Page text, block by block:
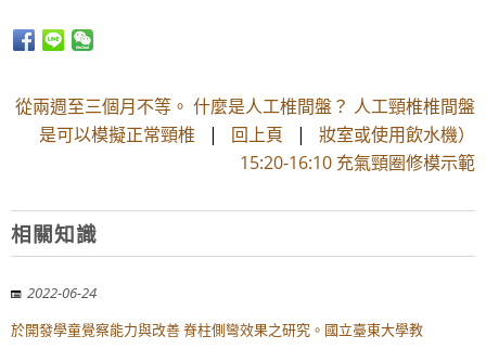
從兩週至三個月不等。 什麼是人工椎間盤？ 人工頸椎椎間盤
是可以模擬正常頸椎 | 回上頁 | 妝室或使用飲水機）
15:20-16:10 充氣頸圈修模示範
相關知識
2022-06-24
於開發學童覺察能力與改善 脊柱側彎效果之研究。國立臺東大學教